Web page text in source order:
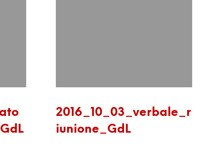
2016_10_03_verbale_r
iunione_GdL